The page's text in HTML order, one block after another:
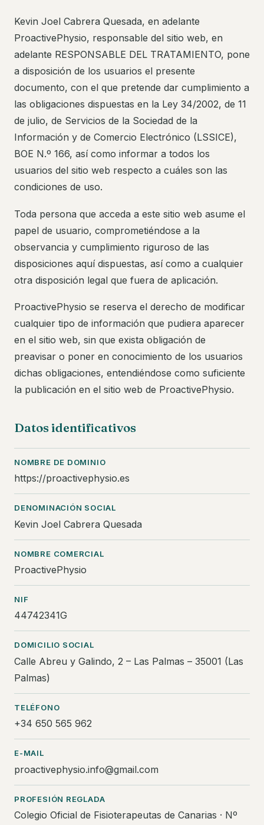
Kevin Joel Cabrera Quesada, en adelante
ProactivePhysio, responsable del sitio web, en
adelante RESPONSABLE DEL TRATAMIENTO, pone
a disposición de los usuarios el presente
documento, con el que pretende dar cumplimiento a
las obligaciones dispuestas en la Ley 34/2002, de 11
de julio, de Servicios de la Sociedad de la
Información y de Comercio Electrónico (LSSICE),
BOE N.º 166, así como informar a todos los
usuarios del sitio web respecto a cuáles son las
condiciones de uso.
Toda persona que acceda a este sitio web asume el
papel de usuario, comprometiéndose a la
observancia y cumplimiento riguroso de las
disposiciones aquí dispuestas, así como a cualquier
otra disposición legal que fuera de aplicación.
ProactivePhysio se reserva el derecho de modificar
cualquier tipo de información que pudiera aparecer
en el sitio web, sin que exista obligación de
preavisar o poner en conocimiento de los usuarios
dichas obligaciones, entendiéndose como suficiente
la publicación en el sitio web de ProactivePhysio.
Datos identificativos
NOMBRE DE DOMINIO
https://proactivephysio.es
DENOMINACIÓN SOCIAL
Kevin Joel Cabrera Quesada
NOMBRE COMERCIAL
ProactivePhysio
NIF
44742341G
DOMICILIO SOCIAL
Calle Abreu y Galindo, 2 – Las Palmas – 35001 (Las
Palmas)
TELÉFONO
+34 650 565 962
E-MAIL
proactivephysio.info@gmail.com
PROFESIÓN REGLADA
Colegio Oficial de Fisioterapeutas de Canarias · Nº